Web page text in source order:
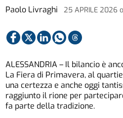
Paolo Livraghi 25 APRILE 2026
ALESSANDRIA – Il bilancio è
La Fiera di Primavera, al
una certezza e anche oggi
raggiunto il rione per
fa parte della tradizione.